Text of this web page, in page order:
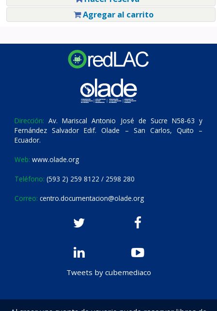
Agregar al carrito
Dirección: Av. Mariscal Antonio José de Sucre N58-63 y
Fernández Salvador Edif. Olade – San Carlos, Quito –
Ecuador.
Web: www.olade.org
Teléfono: (593 2) 259 8122 / 2598 280
Correo: centro.documentacion@olade.org
Tweets by cubemediaco